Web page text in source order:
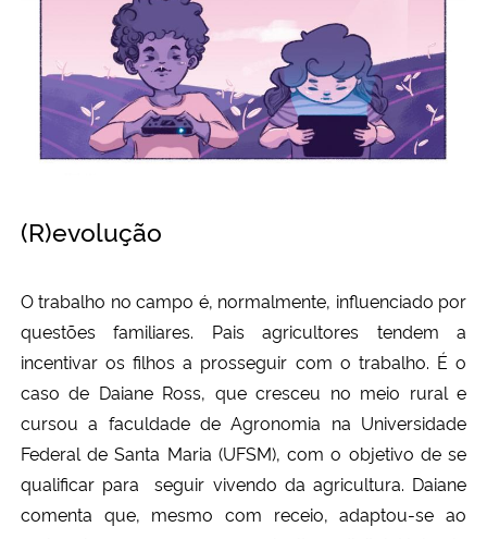
(R)evolução
O trabalho no campo é, normalmente, influenciado por
questões familiares. Pais agricultores tendem a
incentivar os filhos a prosseguir com o trabalho. É o
caso de Daiane Ross, que cresceu no meio rural e
cursou a faculdade de Agronomia na Universidade
Federal de Santa Maria (UFSM), com o objetivo de se
qualificar para seguir vivendo da agricultura. Daiane
comenta que, mesmo com receio, adaptou-se ao